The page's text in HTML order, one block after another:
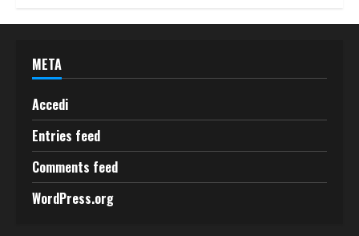
META
Accedi
Entries feed
Comments feed
WordPress.org